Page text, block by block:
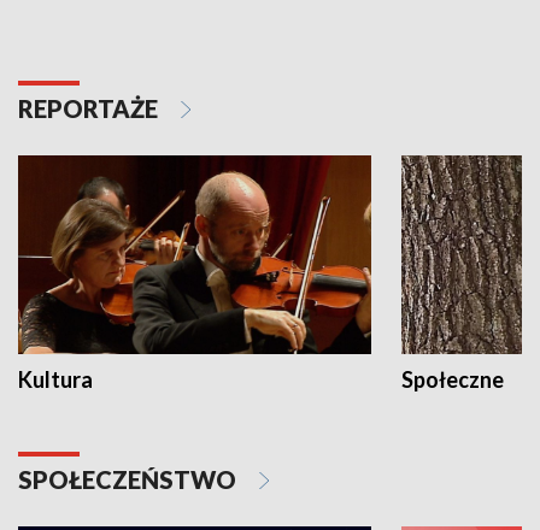
REPORTAŻE
Kultura Społeczne
SPOŁECZEŃSTWO